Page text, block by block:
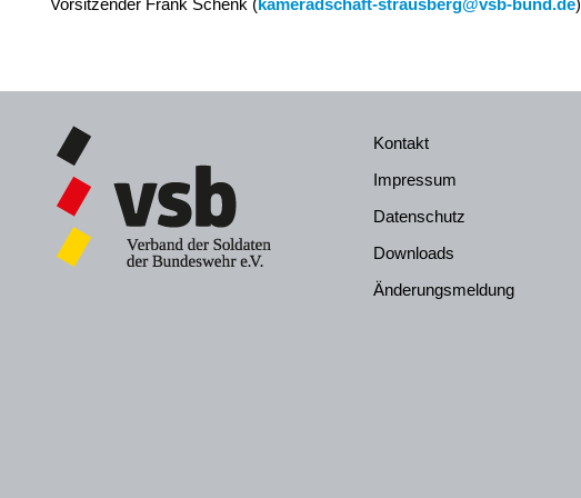
Vorsitzender Frank Schenk (kameradschaft-strausberg@vsb-bund.de)
Kontakt
Impressum
Datenschutz
Downloads
Änderungsmeldung